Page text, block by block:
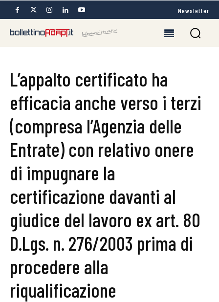
Newsletter
L’appalto certificato ha
efficacia anche verso i terzi
(compresa l’Agenzia delle
Entrate) con relativo onere
di impugnare la
certificazione davanti al
giudice del lavoro ex art. 80
D.Lgs. n. 276/2003 prima di
procedere alla
riqualificazione